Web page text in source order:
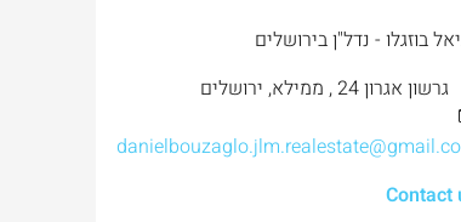
בוזגלו - נדל"ן בירושלים
גרשון אגרון 24 , ממילא, ירושלים
Contact